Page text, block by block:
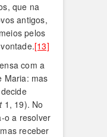
que na
antigos,
pelos
[13]
com a
Maria: mas
1, 19). No
o a resolver
receber